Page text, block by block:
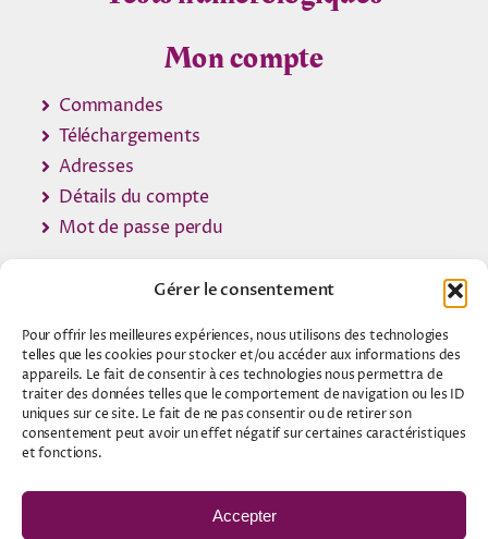
Gérer le consentement
Pour offrir les meilleures expériences, nous utilisons des technologies
telles que les cookies pour stocker et/ou accéder aux informations des
appareils. Le fait de consentir à ces technologies nous permettra de
traiter des données telles que le comportement de navigation ou les ID
uniques sur ce site. Le fait de ne pas consentir ou de retirer son
consentement peut avoir un effet négatif sur certaines caractéristiques
et fonctions.
Accepter
Mon compte
Commandes
Téléchargements
Adresses
Détails du compte
Mot de passe perdu
© 2007 - 2026 •Contact Voyance
A propos
Politique de confidentialité